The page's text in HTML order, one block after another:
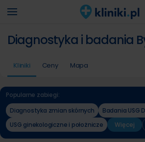
Diagnostyka i badania
Kliniki Ceny Mapa
Popularne zabiegi:
Diagnostyka zmian skórnych
Badania USG
USG ginekologiczne i położnicze
Więcej